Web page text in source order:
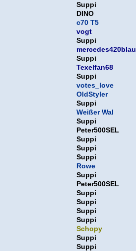
Suppi
DINO
c70 T5
vogt
Suppi
mercedes420blau
Suppi
Texelfan68
Suppi
votes_love
OldStyler
Suppi
Weißer Wal
Suppi
Peter500SEL
Suppi
Suppi
Suppi
Rowe
Suppi
Peter500SEL
Suppi
Suppi
Suppi
Suppi
Schopy
Suppi
Suppi